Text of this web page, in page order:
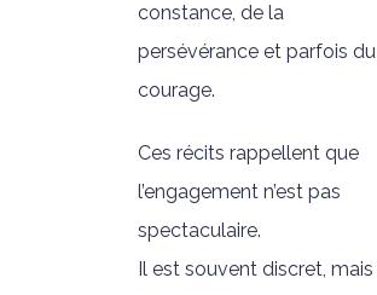
constance, de la
persévérance et parfois du
courage.
Ces récits rappellent que
l’engagement n’est pas
spectaculaire.
Il est souvent discret, mais